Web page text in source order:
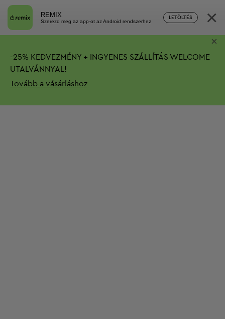
REMIX
Szerezd meg az app-ot az Android rendszerhez
LETÖLTÉS ×
-25% KEDVEZMÉNY + INGYENES SZÁLLÍTÁS WELCOME
UTALVÁNNYAL!
Tovább a vásárláshoz
×